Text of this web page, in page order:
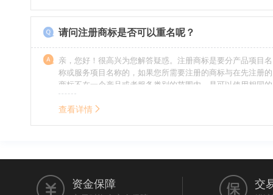
请问注册商标是否可以重名呢？
亲，您好！很高兴为您解答疑惑。注册商标是要分产品项目名
称或服务项目名称的，如果您所需要注册的商标与在先注册的
商标不在一个产品或者服务类别的范围内，是可以使用相同的
名称的。希望我的回答能帮到您。
查看详情
资金保障 交